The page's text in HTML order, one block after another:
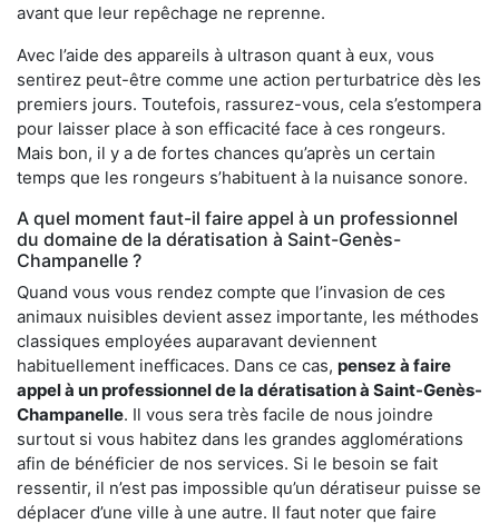
avant que leur repêchage ne reprenne.
Avec l’aide des appareils à ultrason quant à eux, vous
sentirez peut-être comme une action perturbatrice dès les
premiers jours. Toutefois, rassurez-vous, cela s’estompera
pour laisser place à son efficacité face à ces rongeurs.
Mais bon, il y a de fortes chances qu’après un certain
temps que les rongeurs s’habituent à la nuisance sonore.
A quel moment faut-il faire appel à un professionnel
du domaine de la dératisation à Saint-Genès-
Champanelle ?
Quand vous vous rendez compte que l’invasion de ces
animaux nuisibles devient assez importante, les méthodes
classiques employées auparavant deviennent
habituellement inefficaces. Dans ce cas, pensez à faire
appel à un professionnel de la dératisation à Saint-Genès-
Champanelle. Il vous sera très facile de nous joindre
surtout si vous habitez dans les grandes agglomérations
afin de bénéficier de nos services. Si le besoin se fait
ressentir, il n’est pas impossible qu’un dératiseur puisse se
déplacer d’une ville à une autre. Il faut noter que faire